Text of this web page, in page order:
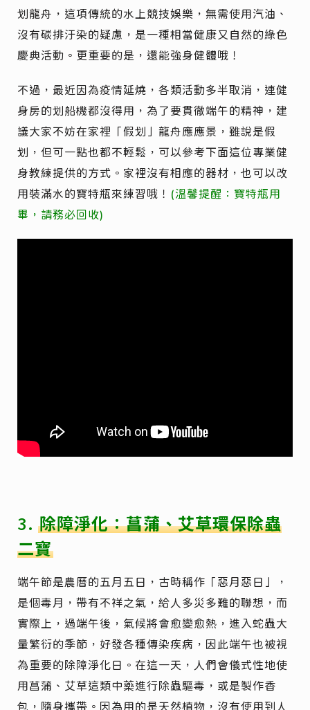
划龍舟，這項傳統的水上競技娛樂，無需使用汽油、
沒有碳排汙染的疑慮，是一種相當健康又自然的綠色
慶典活動。更重要的是，還能強身健體哦！
不過，最近因為疫情延燒，各類活動多半取消，連健
身房的划船機都沒得用，為了要貫徹端午的精神，建
議大家不妨在家裡「假划」龍舟應應景，雖說是假
划，但可一點也都不輕鬆，可以參考下面這位專業健
身教練提供的方式。家裡沒有相應的器材，也可以改
用裝滿水的寶特瓶來練習哦！ (溫馨提醒：寶特瓶用
畢，請務必回收)
3.除障淨化：菖蒲、艾草環保除蟲
二寶
端午節是農曆的五月五日，古時稱作「惡月惡日」，
是個毒月，帶有不祥之氣，給人多災多難的聯想，而
實際上，過端午後，氣候將會愈變愈熱，進入蛇蟲大
量繁衍的季節，好發各種傳染疾病，因此端午也被視
為重要的除障淨化日。在這一天，人們會儀式性地使
用菖蒲、艾草這類中藥進行除蟲驅毒，或是製作香
包，隨身攜帶。因為用的是天然植物，沒有使用到人